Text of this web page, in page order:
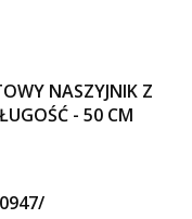
NASZYJNIK Z
- 50 CM